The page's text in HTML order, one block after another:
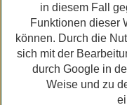
in diesem Fall
Funktionen dieser
können. Durch die
sich mit der
durch Google in
Weise und zu